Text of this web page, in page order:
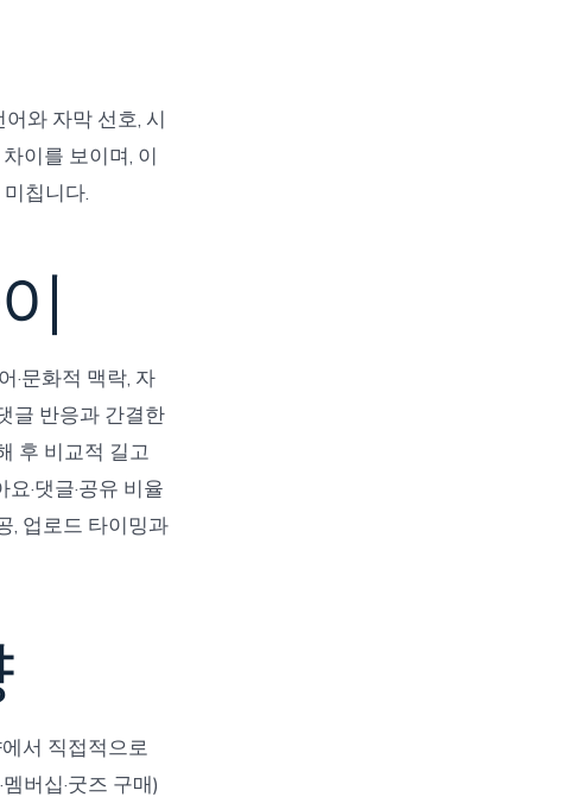
와 자막 선호, 시
이를 보이며, 이
칩니다.
·문화적 맥락, 자
글 반응과 간결한
후 비교적 길고
·댓글·공유 비율
, 업로드 타이밍과
서 직접적으로
버십·굿즈 구매)